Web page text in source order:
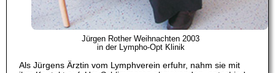
Jürgen Rother Weihnachten 2003
in der Lympho-Opt Klinik
Als Jürgens Ärztin vom Lymphverein erfuhr, nahm sie mit